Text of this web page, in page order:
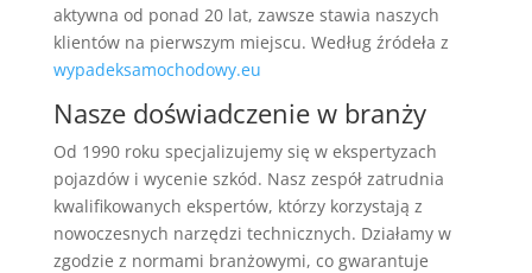
aktywna od ponad 20 lat, zawsze stawia naszych
klientów na pierwszym miejscu. Według źródeła z
wypadeksamochodowy.eu
Nasze doświadczenie w branży
Od 1990 roku specjalizujemy się w ekspertyzach
pojazdów i wycenie szkód. Nasz zespół zatrudnia
kwalifikowanych ekspertów, którzy korzystają z
nowoczesnych narzędzi technicznych. Działamy w
zgodzie z normami branżowymi, co gwarantuje